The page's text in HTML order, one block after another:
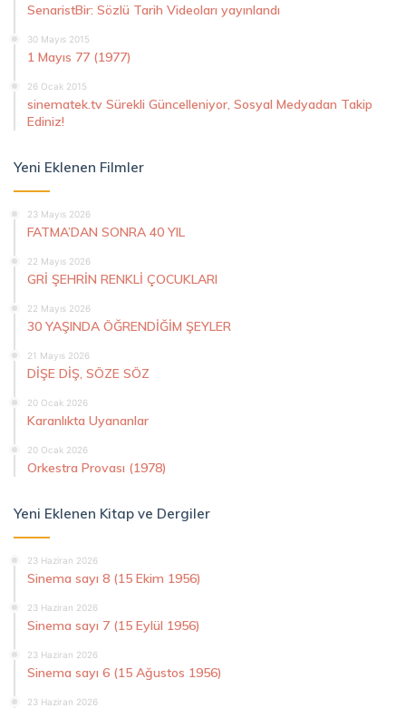
SenaristBir: Sözlü Tarih Videoları yayınlandı
30 Mayıs 2015
1 Mayıs 77 (1977)
26 Ocak 2015
sinematek.tv Sürekli Güncelleniyor, Sosyal Medyadan Takip
Ediniz!
Yeni Eklenen Filmler
23 Mayıs 2026
FATMA’DAN SONRA 40 YIL
22 Mayıs 2026
GRİ ŞEHRİN RENKLİ ÇOCUKLARI
22 Mayıs 2026
30 YAŞINDA ÖĞRENDİĞİM ŞEYLER
21 Mayıs 2026
DİŞE DİŞ, SÖZE SÖZ
20 Ocak 2026
Karanlıkta Uyananlar
20 Ocak 2026
Orkestra Provası (1978)
Yeni Eklenen Kitap ve Dergiler
23 Haziran 2026
Sinema sayı 8 (15 Ekim 1956)
23 Haziran 2026
Sinema sayı 7 (15 Eylül 1956)
23 Haziran 2026
Sinema sayı 6 (15 Ağustos 1956)
23 Haziran 2026